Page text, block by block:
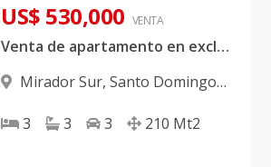
US$ 530,000 VENTA
Venta de apartamento en exclusiva torre de Mirador Sur
Mirador Sur, Santo Domingo
3
3 3 210 Mt2